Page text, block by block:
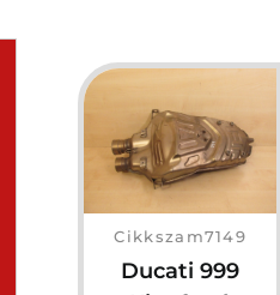
Cikkszam7149
Ducati 999